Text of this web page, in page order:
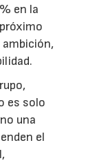
en la
es solo
una
el